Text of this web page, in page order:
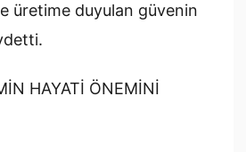
ve üretime duyulan güvenin
HAYATİ ÖNEMİNİ